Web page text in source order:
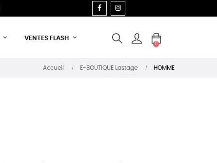
FACEBOOK
VENTES FLASH
0
Accueil E-BOUTIQUE Lastage HOMME